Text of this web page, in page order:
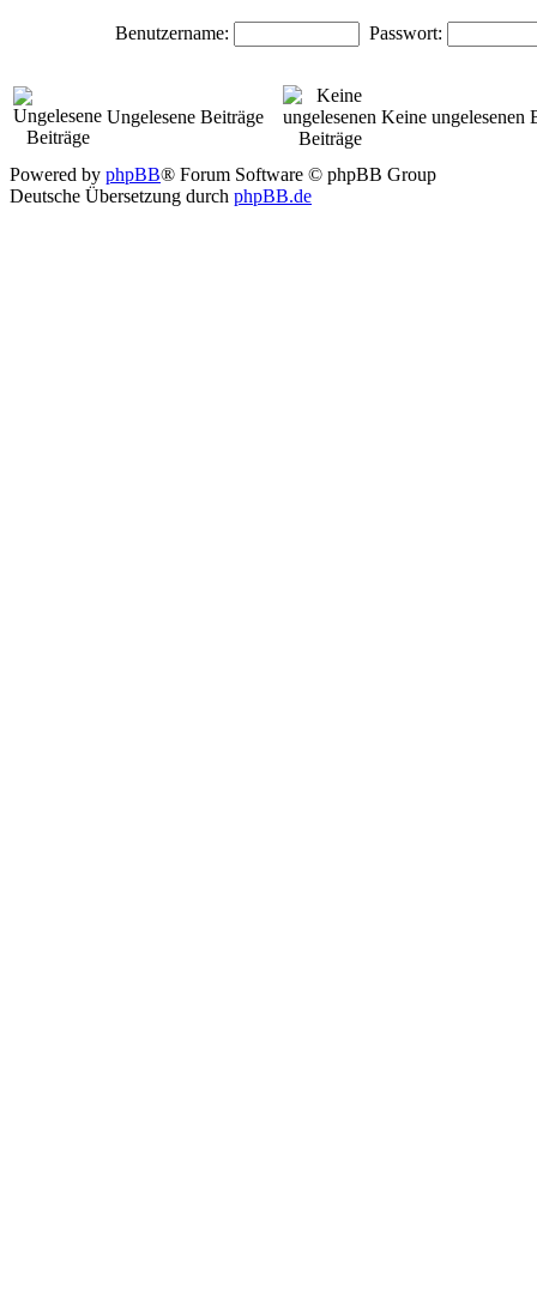
Benutzername: Passwort:
Ungelesene Beiträge Keine ungelesenen
Powered by phpBB® Forum Software © phpBB Group
Deutsche Übersetzung durch phpBB.de